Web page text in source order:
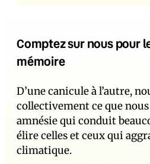
Comptez sur nous pour
mémoire
D’une canicule à l’autre,
collectivement ce que
amnésie qui conduit
élire celles et ceux qui
climatique.